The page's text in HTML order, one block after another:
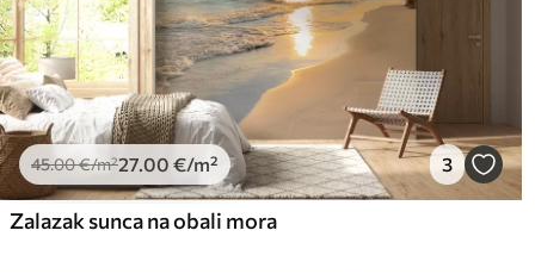
45.00€/m²27 .00 €/m² 3
Zalazak sunca na obali mora